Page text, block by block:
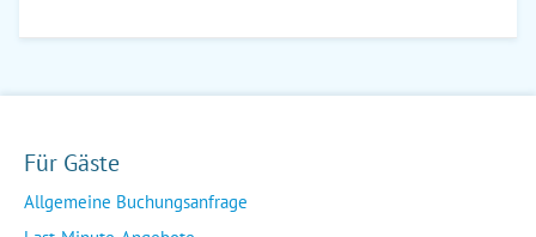
Für Gäste
Allgemeine Buchungsanfrage